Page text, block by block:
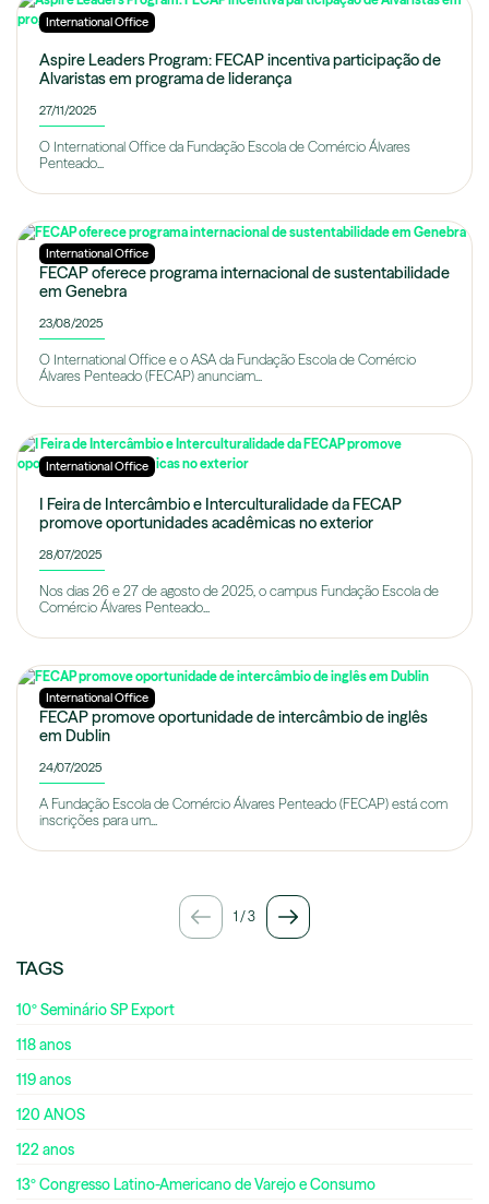
International Office
Aspire Leaders Program: FECAP incentiva participação de
Alvaristas em programa de liderança
27/11/2025
O International Office da Fundação Escola de Comércio Álvares
Penteado...
International Office
FECAP oferece programa internacional de sustentabilidade
em Genebra
23/08/2025
O International Office e o ASA da Fundação Escola de Comércio
Álvares Penteado (FECAP) anunciam...
International Office
I Feira de Intercâmbio e Interculturalidade da FECAP
promove oportunidades acadêmicas no exterior
28/07/2025
Nos dias 26 e 27 de agosto de 2025, o campus Fundação Escola de
Comércio Álvares Penteado...
International Office
FECAP promove oportunidade de intercâmbio de inglês
em Dublin
24/07/2025
A Fundação Escola de Comércio Álvares Penteado (FECAP) está com
inscrições para um...
1 /3
TAGS
10º Seminário SP Export
118 anos
119 anos
120 ANOS
122 anos
13º Congresso Latino-Americano de Varejo e Consumo